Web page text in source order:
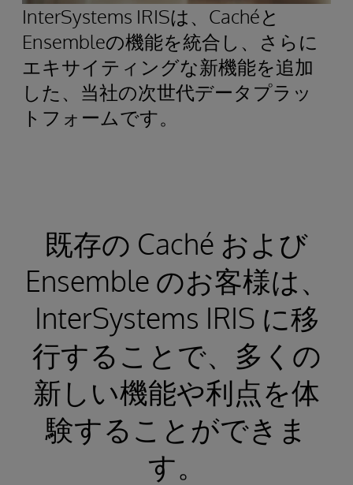
InterSystems IRISは、Cachéと
Ensembleの機能を統合し、さらに
エキサイティングな新機能を追加
した、当社の次世代データプラッ
トフォームです。
既存の Caché および
Ensemble のお客様は、
InterSystems IRIS に移
行することで、多くの
新しい機能や利点を体
験することができま
す。